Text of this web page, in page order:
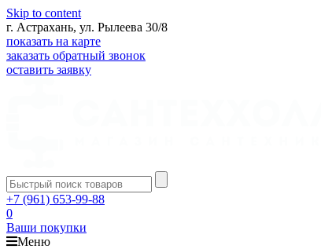
Skip to content
г. Астрахань, ул. Рылеева 30/8
показать на карте
заказать обратный звонок
оставить заявку
+7 (961) 653-99-88
0
Ваши покупки
Меню